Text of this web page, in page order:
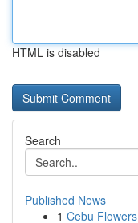
HTML is disabled
Search
Published News
1 Cebu Flowers